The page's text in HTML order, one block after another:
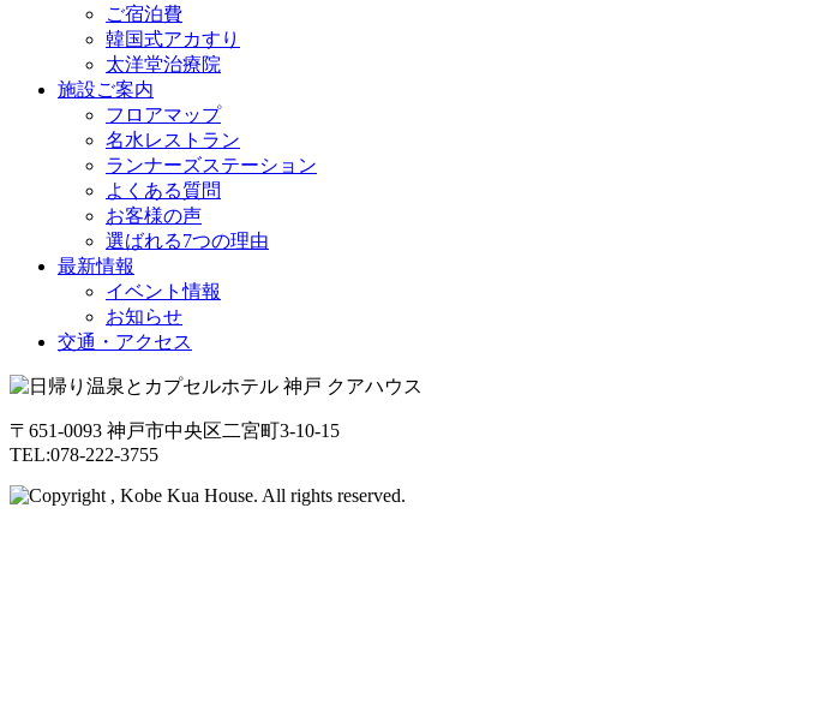
ご宿泊費
韓国式アカすり
太洋堂治療院
施設ご案内
フロアマップ
名水レストラン
ランナーズステーション
よくある質問
お客様の声
選ばれる7つの理由
最新情報
イベント情報
お知らせ
交通・アクセス
〒651-0093 神戸市中央区二宮町3-10-15
TEL:078-222-3755